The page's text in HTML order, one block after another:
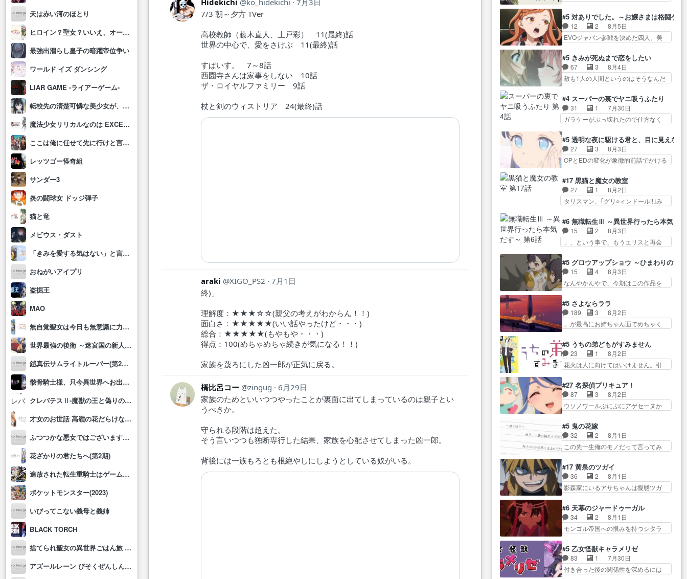
天は赤い河のほとり
ヒロイン？聖女？いいえ、オールワークスメイドです(誇)！
最強出涸らし皇子の暗躍帝位争い
ワールド イズ ダンシング
LIAR GAME -ライアーゲーム-
転校先の清楚可憐な美少女が、昔男子と思って一緒に遊んだ幼馴染だった件
魔法少女リリカルなのは EXCEEDS Gun Blaze Vengeance
ここは俺に任せて先に行けと言ってから10年がたったら伝説になっていた。
レッツゴー怪奇組
サンダー3
炎の闘球女 ドッジ弾子
猫と竜
メビウス・ダスト
「きみを愛する気はない」と言った次期公爵様がなぜか溺愛してきます
おねがいアイプリ
盗掘王
MAO
無自覚聖女は今日も無意識に力を垂れ流す
世界最強の後衛 ～迷宮国の新人探索者～
鎧真伝サムライトルーパー(第2クール)
骸骨騎士様、只今異世界へお出掛け中Ⅱ
クレバテスⅡ-魔獣の王と偽りの勇者伝承-
才女のお世話 高嶺の花だらけな名門校で、学院一のお嬢様(生活能力皆無)を陰ながらお世話することになりました
ふつつかな悪女ではございますが～雛宮蝶鼠とりかえ伝～
花ざかりの君たちへ(第2期)
追放された転生重騎士はゲーム知識で無双する
ポケットモンスター(2023)
いびってこない義母と義姉
BLACK TORCH
捨てられ聖女の異世界ごはん旅 隠れスキルでキャンピングカーを召喚しました
アズールレーン びそくぜんしんっ！にっ!!
7/3 朝～夕方 TVer
高校教師（藤木直人、上戸彩） 11(最終)話
世界の中心で、愛をさけぶ 11(最終)話
すぱいす。 7～8話
西園寺さんは家事をしない 10話
ザ・ロイヤルファミリー 9話
杖と剣のウィストリア 24(最終)話
araki XIGO_PS2
7月1日
終)」
理解度：★★★☆☆(親父の考えがわからん！！)
面白さ：★★★★★(いい話やったけど・・・)
総合：★★★★★(もやもや・・・)
得点：100(めちゃめちゃ続きが気になる！！)
家族を蔑ろにした凶一郎が正気に戻る。
橋比呂コー zingug
6月29日
家族のためといいつつやったことが裏面に出てしまっているのは親子とい
うべきか。
守られる段階は超えた。
そう言いつつも独断専行した結果、家族を心配させてしまった凶一郎。
背後には一族もろとも根絶やしにしようとしている奴がいる。
ゃなかったかベリ…
葉に… ゼートゥーア左遷によっ
て参謀本部の連携が… 緊張感あ
る戦闘描写とギャグ今週の『有能
な…
導… やまとん1号はどこの部分で
使うのだろう？… 日本とロシア
が絡む政治の話かつ色々な用
しまし… 前回同様『イノセン
ス』を含む押井・神山版… 第５
話「EPISODEラストの母親の気持…
のが面倒な時は古代魔法… エル
ナがチートすぎる笑アルは最初から
自分… プラネット・ウィズ展開
アツいな「騎士狩猟… 麦茶どこ
ぐ… 第５話をABEMAで視聴しま
した。視聴に… 復讐に燃える吸
血鬼兄弟の弟ですいいキャラ…
皇帝… ウサギ好きそうな王女殿
下がかわいい。幼馴… ついに始
まった狩猟祭。エルナの活躍で上
位…
#5 対ありでした。～お嬢さまは格闘ゲ
12 2
8月5日
EVOジャパン参戦を決めた四人。美
いと思ってた(無くて… 見た目は
気品溢れてるのに中身は…美緒マ
マ… テーマ：格ゲー大会に行く
には？感想は、美… 大会を前に
本… 東京で開催される格ゲー大
会に参加すること… Japanに向け
て外泊届にサインをもらっ… 長
よ… 旅の支度全部やってくれる
先輩、なんだかん… 第５話をｄ
アニメストアで視聴しました。視…
#5 きみが死ぬまで恋をしたい
67 3
8月4日
敵も1人の人間というのはそうなんだ
どういう意味だろうな… ミミを
人間に戻して欲しいでも自分達が代
わ… ご視聴ありがとうございま
した見るたびに切… 誰かと思っ
方… 第５話感想：コ□した相手に
も家族や…､戦… つらい回だ……
つらすぎる……。エスタ先輩…
の関係… 確かに相手にも家族や
大切な人はいるけど、… 白シャ
ツが作業着みたいなもんなんですか
ね…
#4 スーパーの裏でヤニ吸うふたり
31 1
7月30日
ガラケーがぶっ壊れたので仕方なく
年くらいに思ってたけど… やは
り出オチ感が否めず、エピソードの
打率… 田山さんが佐々木さんに
沼っていく…こんな… 佐々木さ
じ… 佐々木がガラケーからスマ
ホに変えるって、… もうドラマ
版孤独のグルメファンコンテン
佐々木さんの優しさ… 先行で見
た時より2人のやり取りに癒しを
感… ABEMA版の7〜8話佐々木が
実年齢以上…
#5 透明な夜に駆ける君と、目に見えない
27 3
8月3日
OPとEDの変化が象徴的前話でかける
った世界。どんな女… そうか、
こんな風に見えてるのかぁ。かけ
る… 完全な両片思いになりまし
たねぇ…OPとE… 余計な物は描
ん… 光も感じない完全な盲目な
んやね…おめかし… 母役に能登
さんって禁じ手使ってきたー！
て良かった本当… 股に海豚を挟
み水上バスでの会話を反芻…
恋… OPEDとも無人バージョンか
ら主人公２人…
#17 黒猫と魔女の教室
27 1
8月2日
タリスマン、｢グリ○ィンドール!!｣み
で力を合わせて倒… アリアはホ
ントスピカが大好きだよね。ツ
ン… 一等級ポテンシャルのアリ
アちゃん可愛くて… そういや、
… とうとうアリアと直接競う場
がきたこれまで… 毎度ながらの
スピカの顔面芸推しのハナち
味ダダ漏れで好き… 期末試験が
始まろうとしておりスピカは対
策… 能力鑑定胸像タリスマン氏
容姿も評価してし…
#6 無職転生Ⅲ ～異世界行ったら本気だ
15 2
8月3日
」、という事で、もうエリスと再会
てルーデウスの成長が確… 人間
関係の清算が粛々と進められている
サラ… サラとの関係に対して完
全に「昔の女」とし… ルーシー
微… サラとは会ってほしいちゃ
んとした別れ方し… サラは未練0
だと言っていたけど人の気持
モヤする別れ方だ… 役で出演さ
せていただきました！よろしく
お… 毎クールメインヒロインを
好きになっちゃう…
#5 グロウアップショウ ～ひまわりのサ
15 4
8月3日
なんやかんやで、今期はこの作品を
減らない(^_^;サ… 葵ちゃん可愛
すぎるな楠木ともりちゃんの
ね… デフォルメされた表情が特
に多かったのが印… 葵＆茜の回
ひ… 互いが互いのことを想って
いるのにすれ違っ… 第５話をｄ
アニメストアで視聴しました。
練習したい〟と言… 本当この作
品は「キャラ」を活かすのがう
ま… みずかちゃんの介入で双子
の仲にヒビが………
#5 さよならララ
189 3
8月2日
」が最高にお姉ちゃん面でめちゃく
ラスの弁償は求められた… 逡巡
を振り切ってみんなに謝ったララの
思い… 仕事に馴染めない辺り観
ていて苦しいところ… ララちゃ
い… ララと茉里とで初のアルバ
イト。七転八倒し… 労働するプ
リンセスえらい。プリンセスの
べて、帰りにカメ… ララが働く
事でのてんやわんや。働いて大
変… 地道に働き人と関わる日々
の中に愛を見いだ…
#5 うちの弟どもがすみません
23 1
8月2日
花火は人に向けてはいけません。引
たことなかったっけ！1… ってお
名前を見たんだけどあの中村大樹さ
ん… 糸ちゃんカッケー、色んな
意味でwゲームが… 姉から性的興
わ… テーマ：引きこもりの理由
感想は、久しぶり… 元ゲーマー
なので、はちゃめちゃ楽しく作
おかしいね(*´… 糸と源ははよ好
きおうとると言わんかい！引…
ショウくんと対等に話すためにゲー
ムをする…
#27 名探偵プリキュア！
87 3
8月2日
ウソノワールぷにぷにアゲセーヌか
争奪戦をやったと。… 記憶を取
り戻し正式に探偵事務所で働き始
め… ポワロ、元ネタを解説して
原作に誘導するの… くれあさん
ょ… ・急にクイズ番組が始まっ
たw・妖精ウソノ… るるかの助手
だった？今回が初めての探偵
レアさん探偵すぎ… 突然のポア
ロクイズは草なんよ。んで、あ
ん… 今回からついにくれあが探
偵事務所の仲間に…
#5 鬼の花嫁
32 2
8月1日
この先一生俺のモノだって言ってみ
ゼント………とは思っ… 玲夜さ
ん柚子に18年分の誕生日プレゼン
ト… 柚子は鬼龍院家から初めて
学校に通う事にな… プレゼント
レ… 玲夜さまサプライズの、こ
れまでの柚子ちゃ… 玲夜から柚
子へ17年分の誕生日&を未来に…
な… 梅原の人が18歳になるまで
の誕生プレゼン… なよなよした
男（cv石田彰）梅ちゃんがた…
#17 黄泉のツガイ
36 2
8月1日
影森家にいるアサちゃんは擬態ツガ
や気持ちを汲んで熱くな… 屋敷
にアサはいなかった逆にガブちゃん
はい… 影森の当主が際限なくツ
ガイを増やせるのに… 今回はも
怒… ユルと戦った時から伏線が
張られていたのが… しかしアサ
は、兄様に会いたいbotだと思…
#6 天幕のジャードゥーガル
34 2
8月1日
モンゴル帝国への恨みを持つシタラ
るのだけどいつの間にか… オゴ
タイの妃になってもその心は晴れ
ず、モ… ドレゲネの過去、宝石
だった彼女が人になり… ドレゲ
#5 乙女怪獣キャラメリゼ
83 1
7月30日
付き合った後の関係性を深めるには